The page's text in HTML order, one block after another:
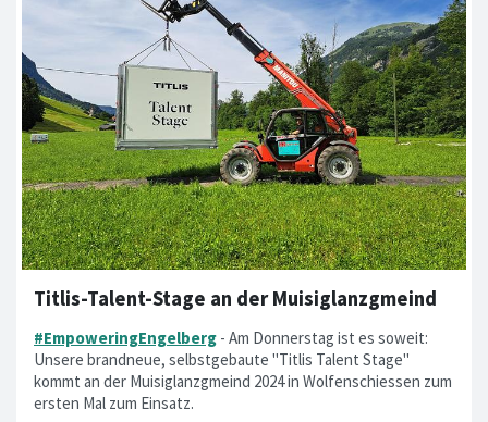
Titlis-Talent-Stage an der Muisiglanzgmeind
#EmpoweringEngelberg - Am Donnerstag ist es soweit:
Unsere brandneue, selbstgebaute "Titlis Talent Stage"
kommt an der Muisiglanzgmeind 2024 in Wolfenschiessen zum
ersten Mal zum Einsatz.